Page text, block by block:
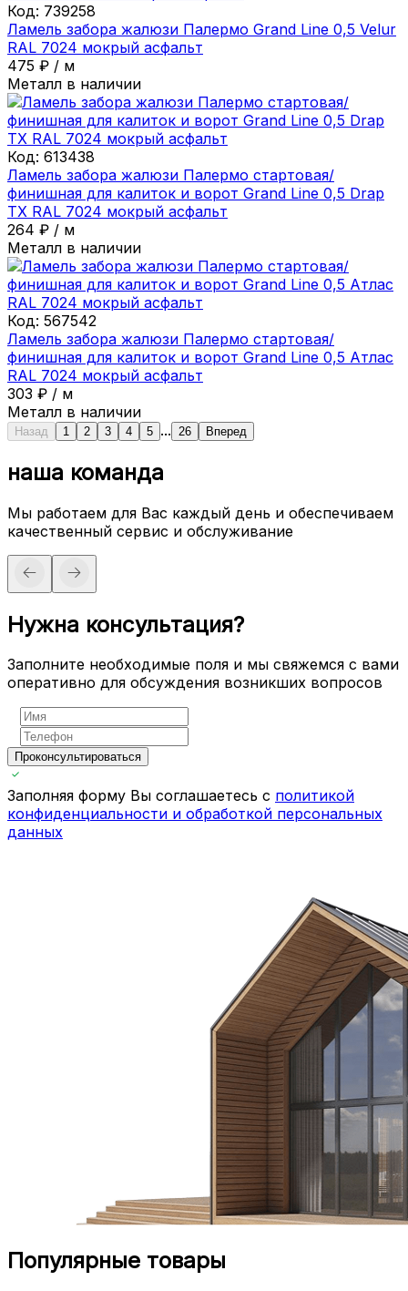
Код: 739258
Ламель забора жалюзи Палермо Grand Line 0,5 Velur
RAL 7024 мокрый асфальт
475 ₽ / м
Металл в наличии
Код: 613438
Ламель забора жалюзи Палермо стартовая/
финишная для калиток и ворот Grand Line 0,5 Drap
ТХ RAL 7024 мокрый асфальт
264 ₽ / м
Металл в наличии
Код: 567542
Ламель забора жалюзи Палермо стартовая/
финишная для калиток и ворот Grand Line 0,5 Атлас
RAL 7024 мокрый асфальт
303 ₽ / м
Металл в наличии
Назад 1 2 3 4 5 ... 26 Вперед
наша команда
Мы работаем для Вас каждый день и обеспечиваем
качественный сервис и обслуживание
Нужна консультация?
Заполните необходимые поля и мы свяжемся с вами
оперативно для обсуждения возникших вопросов
Проконсультироваться
Заполняя форму Вы соглашаетесь с политикой
конфиденциальности и обработкой персональных
данных
Популярные товары